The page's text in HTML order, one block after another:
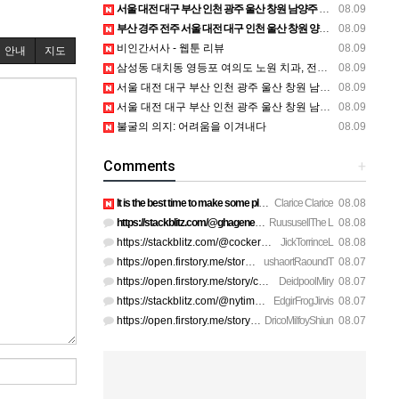
안내 지도
08.09
서울 대전 대구 부산 인천 광주 울산 창원 남양주 이혼전문변호사 정보
08.09
부산 경주 전주 서울 대전 대구 인천 울산 창원 양산 포항 천안 평택 용인 고양 성남 수원 일수, 미용학원, 가족사진, 점집, 한복대여, 독학재수학원, 재회부적 정보
08.09
비인간서사 - 웹툰 리뷰
08.09
삼성동 대치동 영등포 여의도 노원 치과, 전주임플란트 대구정형외과 광주피부과 정보
08.09
서울 대전 대구 부산 인천 광주 울산 창원 남양주 이혼전문변호사 정보
08.09
서울 대전 대구 부산 인천 광주 울산 창원 남양주 이혼전문변호사 정보
08.09
불굴의 의지: 어려움을 이겨내다
+
Comments
Clarice Clarice 08.08
It is the best time to make some plans for the long run and …
RuususellThe L 08.08
https://stackblitz.com/@ghagenes74/collections/what-happens-…
JickTorrinceL 08.08
https://stackblitz.com/@cockerhanstartup/collections/help__-…
ushaortRaoundT 08.07
https://open.firstory.me/story/cmsip2pjw1a3701z6ftwa1gpl htt…
DeidpoolMiry 08.07
https://open.firstory.me/story/cmsiqku8m17ah01yqc4c6208e htt…
EdgirFrogJirvis 08.07
https://stackblitz.com/@nytimes/collections/how-to-turn-off-…
DricoMilfoyShiun 08.07
https://open.firstory.me/story/cmsiozsiy17o601yk4yp1bpeu htt…